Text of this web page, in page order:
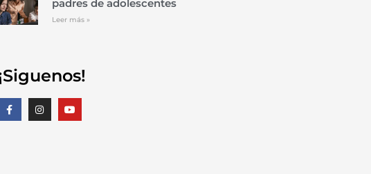
padres de adolescentes
Leer más »